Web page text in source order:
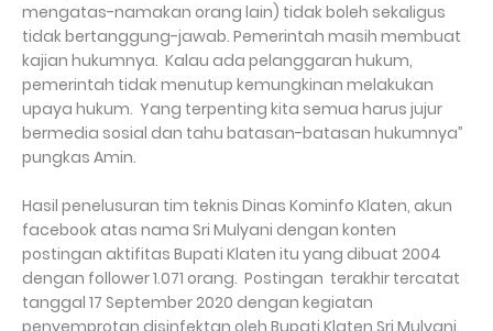
mengatas-namakan orang lain) tidak boleh sekaligus
tidak bertanggung-jawab. Pemerintah masih membuat
kajian hukumnya. Kalau ada pelanggaran hukum,
pemerintah tidak menutup kemungkinan melakukan
upaya hukum. Yang terpenting kita semua harus jujur
bermedia sosial dan tahu batasan-batasan hukumnya”
pungkas Amin.
Hasil penelusuran tim teknis Dinas Kominfo Klaten, akun
facebook atas nama Sri Mulyani dengan konten
postingan aktifitas Bupati Klaten itu yang dibuat 2004
dengan follower 1.071 orang. Postingan terakhir tercatat
tanggal 17 September 2020 dengan kegiatan
penyemprotan disinfektan oleh Bupati Klaten Sri Mulyani.